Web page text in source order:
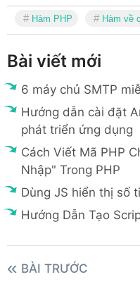
Hàm PHP Hàm về
Bài viết mới
6 máy chủ SMTP
Hướng dẫn cài đặt
phát triển ứng dụng
Cách Viết Mã PHP
Nhập" Trong PHP
Dùng JS hiển thị số
Hướng Dẫn Tạo
BÀI TRƯỚC